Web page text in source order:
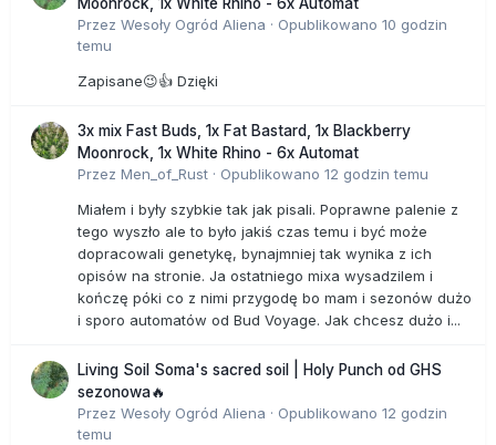
Moonrock, 1x White Rhino - 6x Automat
Przez Wesoły Ogród Aliena · Opublikowano 10 godzin
temu
Zapisane😉👍 Dzięki
3x mix Fast Buds, 1x Fat Bastard, 1x Blackberry
Moonrock, 1x White Rhino - 6x Automat
Przez Men_of_Rust · Opublikowano 12 godzin temu
Miałem i były szybkie tak jak pisali. Poprawne palenie z
tego wyszło ale to było jakiś czas temu i być może
dopracowali genetykę, bynajmniej tak wynika z ich
opisów na stronie. Ja ostatniego mixa wysadzilem i
kończę póki co z nimi przygodę bo mam i sezonów dużo
i sporo automatów od Bud Voyage. Jak chcesz dużo i...
Living Soil Soma's sacred soil | Holy Punch od GHS
sezonowa🔥
Przez Wesoły Ogród Aliena · Opublikowano 12 godzin
temu